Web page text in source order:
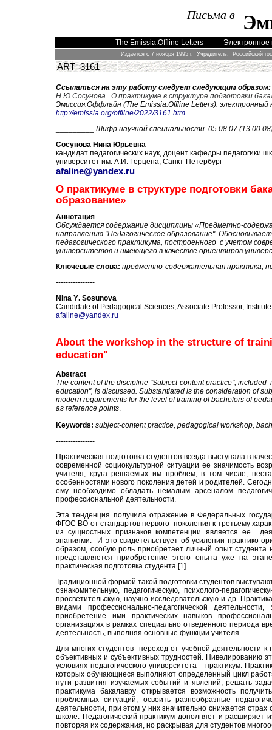
Письма в
The Emissia.Offline Letters Электронное
Издается с 7 ноября 1995 г. Учредитель: Российский
ART 3161
Ссылаться на эту работу следует следующим образом:
Н.Ю.Сосунова. О практикуме в структуре подготовки
Эмиссия.Оффлайн (The Emissia.Offline Letters):
http://emissia.org/offline/2022/3161.htm
Шифр научной специальности 05.08.07
Сосунова Нина Юрьевна
кандидат педагогических наук, доцент кафедры педагогики
университет им. А.И. Герцена, Санкт-Петербург
afaline@yandex.ru
О практикуме в структуре подготовки
образование»
Аннотация
Обсуждается содержание дисциплины «Предметно-
направлению "Педагогическое образование".
педагогического практикума, построенного с учетом
университетов и имеющего в качестве ориентиров
Ключевые слова: предметно-содержательная практика,
----------------
Nina Y. Sosunova
Candidate of Pedagogical Sciences, Associate Professor,
afaline@yandex.ru
About the workshop in the structure of
education"
Abstract
The content of the discipline "Subject-content practice",
education", is discussed. Substantiated is the consideration of
modern requirements for the level of training of bachelors of
as reference points
Keywords: subject-content practice, pedagogical workshop,
----------------
Практическая подготовка студентов всегда выступала в
современной социокультурной ситуации ее значимость
учителя, круга решаемых им проблем, в том числе,
особенностями нового поколения детей и родителей.
ему необходимо обладать немалым арсеналом
профессиональной деятельности.
Эта тенденция получила отражение в Федеральных
ФГОС ВО от стандартов первого поколенияк третьему
из сущностных признаков компетенции является ее
знаниями. И это свидетельствует об усилении практико-
образом, особую роль приобретает личный опыт
представляется приобретение этого опыта уже на
практическая подготовка студента [1].
Традиционной формой такой подготовки студентов
ознакомительную, педагогическую, психолого-
просветительскую, научно-исследовательскую и др.
видами профессионально-педагогической
приобретение ими практических навыков
организациях в рамках специально отведенного периода
деятельность, выполняя основные функции учителя.
Для многих студентов переход от учебной деятельности к
объективных и субъективных трудностей. Нивелированию
условиях педагогического университета - практикум.
которых обучающиеся выполняют определенный цикл
пути развития изучаемых событий и явлений, решать
практикума бакалавру открывается возможность
проблемных ситуаций, освоить разнообразные
деятельности, при этом у них значительно снижается
школе. Педагогический практикум дополняет и расширяет
повторяя их содержания, но раскрывая для студентов